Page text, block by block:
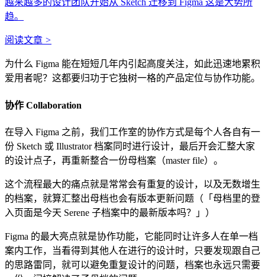
越来越多的设计团队开始从 Sketch 迁移到 Figma 这是大势所
趋。
阅读文章 >
为什么 Figma 能在短短几年内引起高度关注，如此迅速地累积
爱用者呢？这都要归功于它独树一格的产品定位与协作功能。
协作 Collaboration
在导入 Figma 之前，我们工作室的协作方式是每个人各自有一
份 Sketch 或 Illustrator 档案同时进行设计，最后开会汇整大家
的设计点子，再重新整合一份母档案（master file）。
这个流程最大的痛点就是常常会有重复的设计，以及无数增生
的档案，就算汇整出母档也会有版本更新问题（「母档里的登
入页面是今天 Serene 子档案中的最新版本吗？」）
Figma 的最大亮点就是协作功能，它能同时让许多人在单一档
案内工作，当看得到其他人在进行的设计时，只要发现跟自己
的思路雷同，就可以避免重复设计的问题，档案也永远只需要